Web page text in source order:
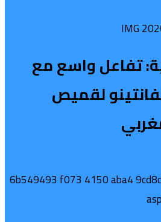
تفاعل واسع مع
لقميص